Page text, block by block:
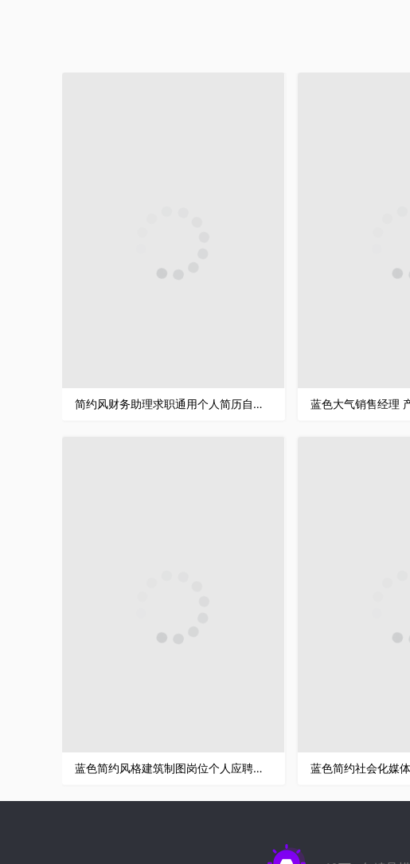
简约风财务助理求职通用个人简历自荐信Word模板
蓝色简约风格建筑制图岗位个人应聘简历Word模板